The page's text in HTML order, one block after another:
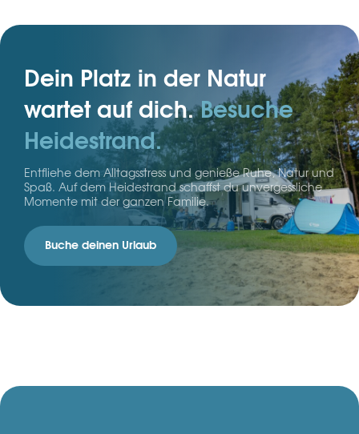
Dein Platz in der Natur
wartet auf dich.Besuche
Heidestrand.
Entfliehe dem Alltagsstress und genieße Ruhe, Natur und
Spaß. Auf dem Heidestrand schaffst du unvergessliche
Momente mit der ganzen Familie.
Buche deinen Urlaub